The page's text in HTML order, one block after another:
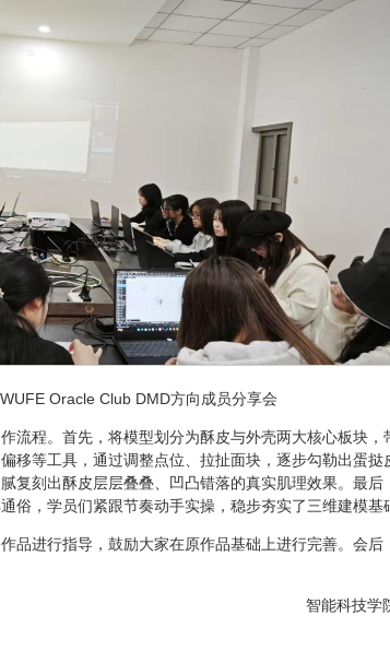
Oracle Club DMD方向成员分享会
流程。首先，将模型划分为酥皮与外壳两大核心板块
移等工具，通过调整点位、拉扯面块，逐步勾勒出蛋挞
复刻出酥皮层层叠叠、凹凸错落的真实肌理效果。最后
，学员们紧跟节奏动手实操，稳步夯实了三维建模基
品进行指导，鼓励大家在原作品基础上进行完善。会
智能科技学